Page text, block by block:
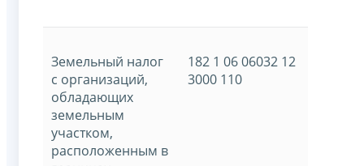
Земельный налог
с организаций,
обладающих
земельным
участком,
расположенным в
182 1 06 06032 12
3000 110